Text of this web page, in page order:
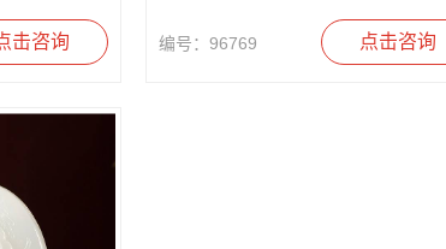
击咨询 编号：96769 点击咨询